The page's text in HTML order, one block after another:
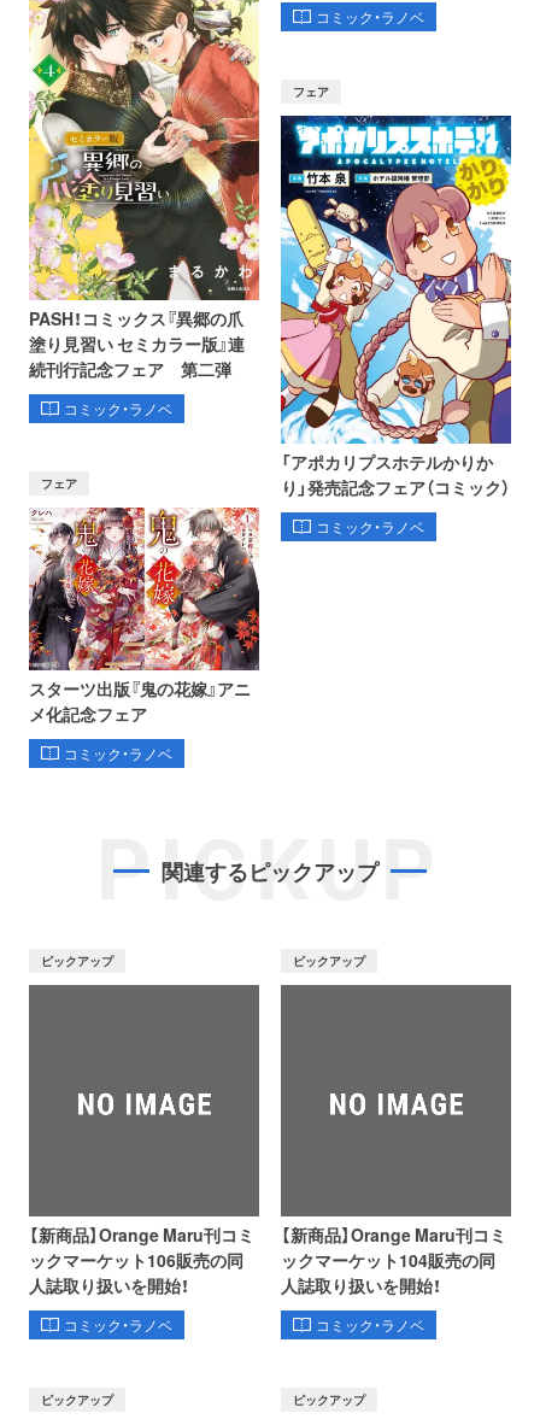
PASH！コミックス『異郷の爪
塗り見習い セミカラー版』連
続刊行記念フェア 第二弾
コミック・ラノベ
コミック・ラノベ
フェア
スターツ出版『鬼の花嫁』アニ
メ化記念フェア
コミック・ラノベ
フェア
「アポカリプスホテルかりか
り」発売記念フェア（コミック）
コミック・ラノベ
PICKUP
関連するピックアップ
ピックアップ
【新商品】Orange Maru刊コミ
ックマーケット106販売の同
人誌取り扱いを開始！
コミック・ラノベ
ピックアップ
【新商品】Orange Maru刊コミ
ックマーケット104販売の同
人誌取り扱いを開始！
コミック・ラノベ
ピックアップ ピックアップ